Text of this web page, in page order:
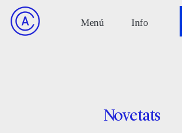
Novetats